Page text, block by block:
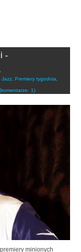
-
Jazz, Premiery tygodnia,
(komentarze: 1)
minionych